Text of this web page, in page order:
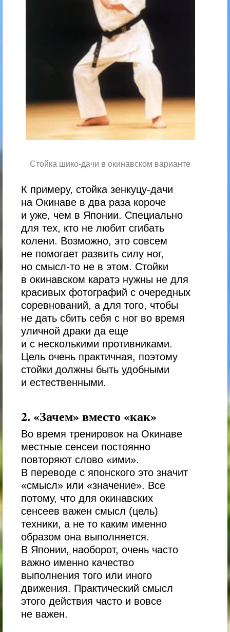
Стойка шико-дачи в окинавском варианте
К примеру, стойка зенкуцу-дачи
на Окинаве в два раза короче
и уже, чем в Японии. Специально
для тех, кто не любит сгибать
колени. Возможно, это совсем
не помогает развить силу ног,
но смысл-то не в этом. Стойки
в окинавском каратэ нужны не для
красивых фотографий с очередных
соревнований, а для того, чтобы
не дать сбить себя с ног во время
уличной драки да еще
и с несколькими противниками.
Цель очень практичная, поэтому
стойки должны быть удобными
и естественными.
2. «Зачем» вместо «как»
Во время тренировок на Окинаве
местные сенсеи постоянно
повторяют слово «ими».
В переводе с японского это значит
«смысл» или «значение». Все
потому, что для окинавских
сенсеев важен смысл (цель)
техники, а не то каким именно
образом она выполняется.
В Японии, наоборот, очень часто
важно именно качество
выполнения того или иного
движения. Практический смысл
этого действия часто и вовсе
не важен.